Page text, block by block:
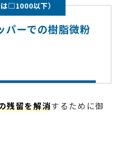
□1000以下）
ーでの樹脂微粉
残留を解消するために御